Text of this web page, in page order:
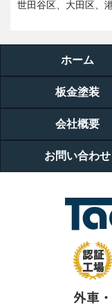
世田谷区、大田区、
ホーム
板金塗装
会社概要
お問い合わせ